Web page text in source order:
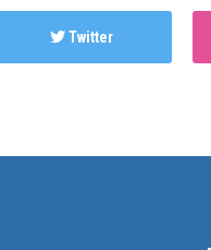
Twitter